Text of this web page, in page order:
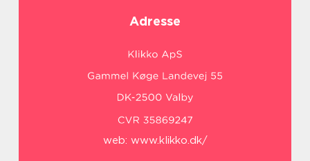
Adresse
web: www.klikko.dk/